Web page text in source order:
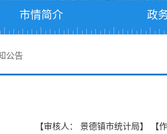
市情简介 政
公告
【审核人： 景德镇市统计局】 【